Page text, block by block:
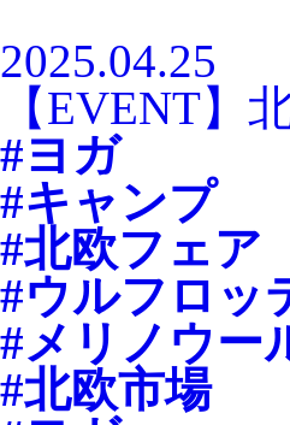
2025.04.25
【EVENT】
#ヨガ
#キャンプ
#北欧フェア
#ウルフロッ
#メリノウー
#北欧市場